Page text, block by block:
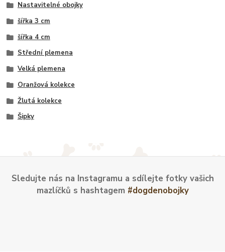
Nastavitelné obojky
šířka 3 cm
šířka 4 cm
Střední plemena
Velká plemena
Oranžová kolekce
Žlutá kolekce
Šipky
Sledujte nás na Instagramu a sdílejte fotky vašich
mazlíčků s hashtagem #dogdenobojky